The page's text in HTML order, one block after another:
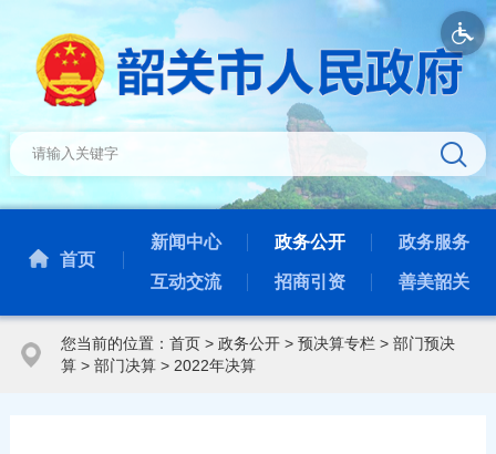
首页
新闻中心 政务公开 政务服务
互动交流 招商引资 善美韶关
您当前的位置： 首页> 政务公开> 预决算专栏> 部门预决
算> 部门决算> 2022年决算